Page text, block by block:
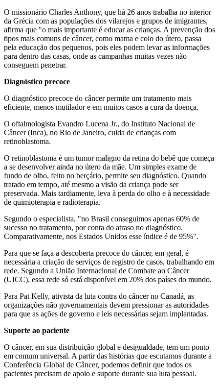
O missionário Charles Anthony, que há 26 anos trabalha no interior
da Grécia com as populações dos vilarejos e grupos de imigrantes,
afirma que "o mais importante é educar as crianças. A prevenção dos
tipos mais comuns de câncer, como mama e colo do útero, passa
pela educação dos pequenos, pois eles podem levar as informações
para dentro das casas, onde as campanhas muitas vezes não
conseguem penetrar.
Diagnóstico precoce
O diagnóstico precoce do câncer permite um tratamento mais
eficiente, menos mutilador e em muitos casos a cura da doença.
O oftalmologista Evandro Lucena Jr., do Instituto Nacional de
Câncer (Inca), no Rio de Janeiro, cuida de crianças com
retinoblastoma.
O retinoblastoma é um tumor maligno da retina do bebê que começa
a se desenvolver ainda no útero da mãe. Um simples exame de
fundo de olho, feito no berçário, permite seu diagnóstico. Quando
tratado em tempo, até mesmo a visão da criança pode ser
preservada. Mais tardiamente, leva à perda do olho e à necessidade
de quimioterapia e radioterapia.
Segundo o especialista, "no Brasil conseguimos apenas 60% de
sucesso no tratamento, por conta do atraso no diagnóstico.
Comparativamente, nos Estados Unidos esse índice é de 95%".
Para que se faça a descoberta precoce do câncer, em geral, é
necessária a criação de serviços de registro de casos, trabalhando em
rede. Segundo a União Internacional de Combate ao Câncer
(UICC), essa rede só está disponível em 20% dos países do mundo.
Para Pat Kelly, ativista da luta contra do câncer no Canadá, as
organizações não governamentais devem pressionar as autoridades
para que as ações de governo e leis necessárias sejam implantadas.
Suporte ao paciente
O câncer, em sua distribuição global e desigualdade, tem um ponto
em comum universal. A partir das histórias que escutamos durante a
Conferência Global de Câncer, podemos definir que todos os
pacientes precisam de apoio e suporte durante sua luta pessoal.